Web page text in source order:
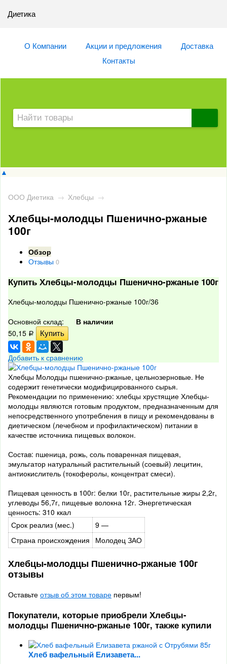
Диетика
О Компании Акции и предложения
Доставка
Контакты
▲
ООО Диетика → Хлебцы →
Хлебцы-молодцы Пшенично-ржаные
100г
Обзор
Отзывы 0
Купить Хлебцы-молодцы Пшенично-ржаные 100г
Хлебцы-молодцы Пшенично-ржаные 100г/36
Основной склад:
В наличии
50,15 Р
Добавить к сравнению
Хлебцы Молодцы пшенично-ржаные, цельнозерновые. Не
содержит генетически модифицированного сырья.
Рекомендации по применению: хлебцы хрустящие Хлебцы-
молодцы являются готовым продуктом, предназначенным для
непосредственного употребления в пищу и рекомендованы в
диетическом (лечебном и профилактическом) питании в
качестве источника пищевых волокон.
Состав: пшеница, рожь, соль поваренная пищевая,
эмульгатор натуральный растительный (соевый) лецитин,
антиокислитель (токоферолы, концентрат смеси).
Пищевая ценность в 100г: белки 10г, растительные жиры 2,2г,
углеводы 56,7г, пищевые волокна 12г. Энергетическая
ценность: 310 ккал
Срок реализ (мес.)
9 —
Страна происхождения
Молодец ЗАО
Хлебцы-молодцы Пшенично-ржаные 100г
отзывы
Оставьте отзыв об этом товаре первым!
Покупатели, которые приобрели Хлебцы-
молодцы Пшенично-ржаные 100г, также купили
Хлеб вафельный Елизавета...